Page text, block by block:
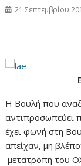
21 Σεπτεμβρίου
Η Βουλή που
αντιπροσωπεύει
έχει φωνή στη
απείχαν, μη
μετατροπή του